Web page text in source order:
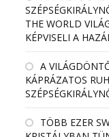
THE WORLD
KÉPVISELI A
A
KÁPRÁZATOS
TÖBB EZER